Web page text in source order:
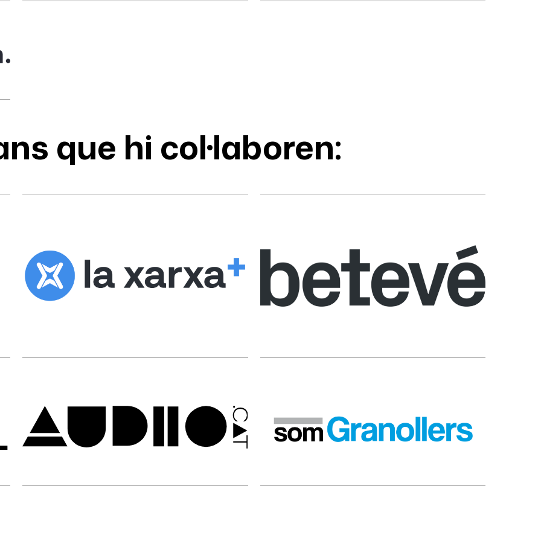
que hi col·laboren: